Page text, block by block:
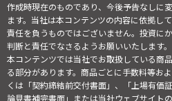
作成時現在のものであり、今後予告なしに
ます。当社は本コンテンツの内容に依拠し
責任を負うものではございません。投資に
判断と責任でなさるようお願いいたします。
本コンテンツでは当社でお取扱している商
る部分があります。商品ごとに手数料等お
くは「契約締結前交付書面」、「上場有価